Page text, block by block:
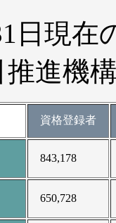
日現在
進機
資格登録者
843,178
650,728